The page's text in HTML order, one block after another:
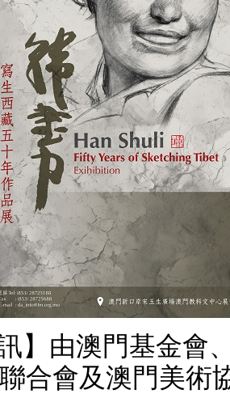
訊】由澳門基金會
合會及澳門美術